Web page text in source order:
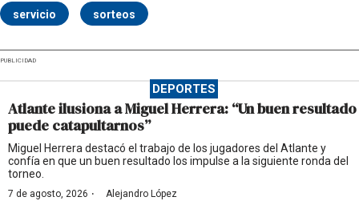
servicio sorteos
PUBLICIDAD
DEPORTES
Atlante ilusiona a Miguel Herrera: “Un buen resultado
puede catapultarnos”
Miguel Herrera destacó el trabajo de los jugadores del Atlante y
confía en que un buen resultado los impulse a la siguiente ronda del
torneo.
7 de agosto, 2026 · Alejandro López